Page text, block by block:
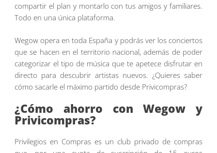
compartir el plan y montarlo con tus amigos y familiares.
Todo en una única plataforma.
Wegow opera en toda España y podrás ver los conciertos
que se hacen en el territorio nacional, además de poder
categorizar el tipo de música que te apetece disfrutar en
directo para descubrir artistas nuevos. ¿Quieres saber
cómo sacarle el máximo partido desde Privicompras?
¿Cómo ahorro con Wegow y
Privicompras?
Privilegios en Compras es un club privado de compras